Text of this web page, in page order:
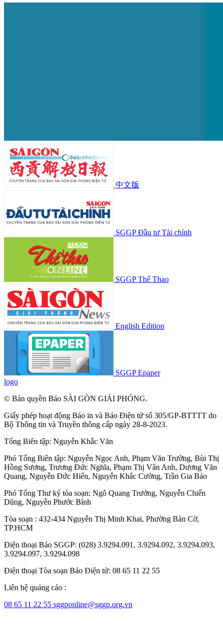
中文版
SGGP Đầu tư Tài chính
SGGP Thể Thao
English Edition
SGGP Epaper
logo
© Bản quyền Báo SÀI GÒN GIẢI PHÓNG.
Giấy phép hoạt động Báo in và Báo Điện tử số 305/GP-BTTTT do
Bộ Thông tin và Truyền thông cấp ngày 28-8-2023.
Tổng Biên tập: Nguyễn Khắc Văn
Phó Tổng Biên tập: Nguyễn Ngọc Anh, Phạm Văn Trường, Bùi Thị
Hồng Sương, Trương Đức Nghĩa, Phạm Thị Vân Anh, Dương Văn
Quang, Nguyễn Đức Hiển, Nguyễn Khắc Cường, Trần Gia Bảo
Phó Tổng Thư ký tòa soạn: Ngô Quang Trưởng, Nguyễn Chiến
Dũng, Nguyễn Phước Bình
Tòa soạn : 432-434 Nguyễn Thị Minh Khai, Phường Bàn Cờ,
TP.HCM
Điện thoại Báo SGGP: (028) 3.9294.091, 3.9294.092, 3.9294.093,
3.9294.097, 3.9294.098
Điện thoại Tòa soạn Báo Điện tử: 08 65 11 22 55
Liên hệ quảng cáo :
08 65 11 22 55 sggponline@sggp.org.vn